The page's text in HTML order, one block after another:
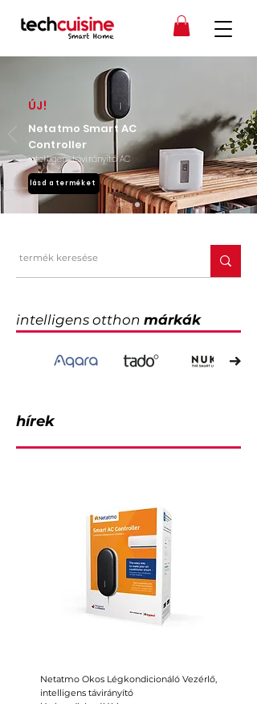
ÚJ!
Netatmo Smart AC
Controller
intelligens távirányító AC
lásd a terméket
intelligens otthon márkák
hírek
Netatmo Okos Légkondicionáló Vezérlő,
intelligens távirányító